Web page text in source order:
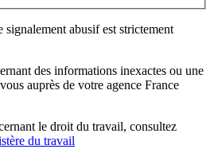
abusif est strictement
des informations inexactes ou une
auprès de votre agence France
le droit du travail, consultez
du travail